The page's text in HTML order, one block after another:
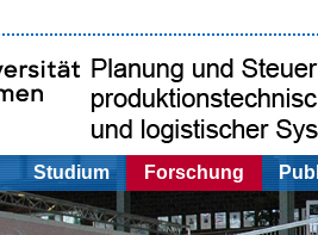
Studium Forschung